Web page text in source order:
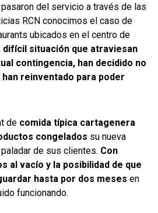
del servicio a través de las
RCN conocimos el caso de
ubicados en el centro de
difícil situación que atraviesan
contingencia, han decidido no
reinventado para poder
de comida típica cartagenera
congelados su nueva
de sus clientes. Con
al vacío y la posibilidad de que
hasta por dos meses en
funcionando.